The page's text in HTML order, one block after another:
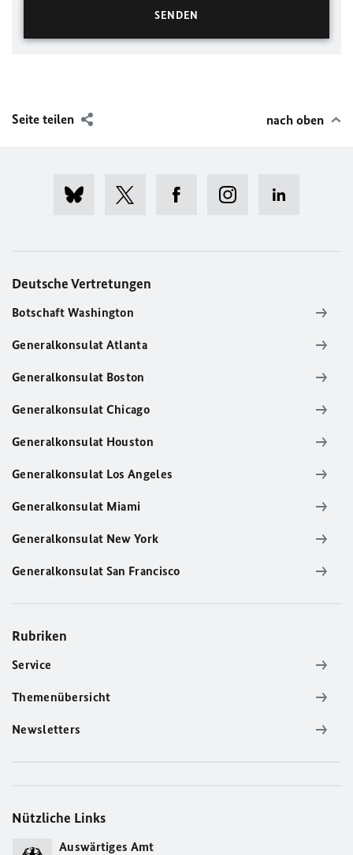
Seite teilen nach oben
Deutsche Vertretungen
Botschaft Washington
Generalkonsulat Atlanta
Generalkonsulat Boston
Generalkonsulat Chicago
Generalkonsulat Houston
Generalkonsulat Los Angeles
Generalkonsulat Miami
Generalkonsulat New York
Generalkonsulat San Francisco
Rubriken
Service
Themenübersicht
Newsletters
Nützliche Links
Auswärtiges Amt